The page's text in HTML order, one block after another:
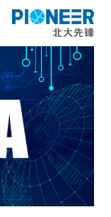
التجاوز
المحتوى